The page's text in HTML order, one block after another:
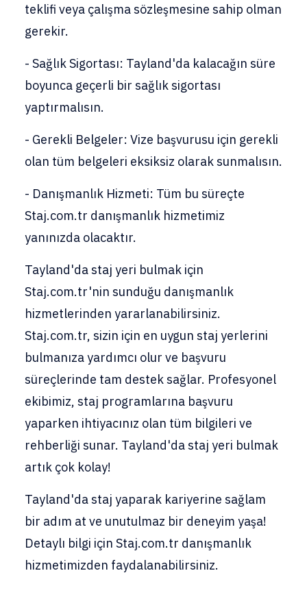
teklifi veya çalışma sözleşmesine sahip olman
gerekir.
- Sağlık Sigortası: Tayland'da kalacağın süre
boyunca geçerli bir sağlık sigortası
yaptırmalısın.
- Gerekli Belgeler: Vize başvurusu için gerekli
olan tüm belgeleri eksiksiz olarak sunmalısın.
- Danışmanlık Hizmeti: Tüm bu süreçte
Staj.com.tr danışmanlık hizmetimiz
yanınızda olacaktır.
Tayland'da staj yeri bulmak için
Staj.com.tr'nin sunduğu danışmanlık
hizmetlerinden yararlanabilirsiniz.
Staj.com.tr, sizin için en uygun staj yerlerini
bulmanıza yardımcı olur ve başvuru
süreçlerinde tam destek sağlar. Profesyonel
ekibimiz, staj programlarına başvuru
yaparken ihtiyacınız olan tüm bilgileri ve
rehberliği sunar. Tayland'da staj yeri bulmak
artık çok kolay!
Tayland'da staj yaparak kariyerine sağlam
bir adım at ve unutulmaz bir deneyim yaşa!
Detaylı bilgi için Staj.com.tr danışmanlık
hizmetimizden faydalanabilirsiniz.